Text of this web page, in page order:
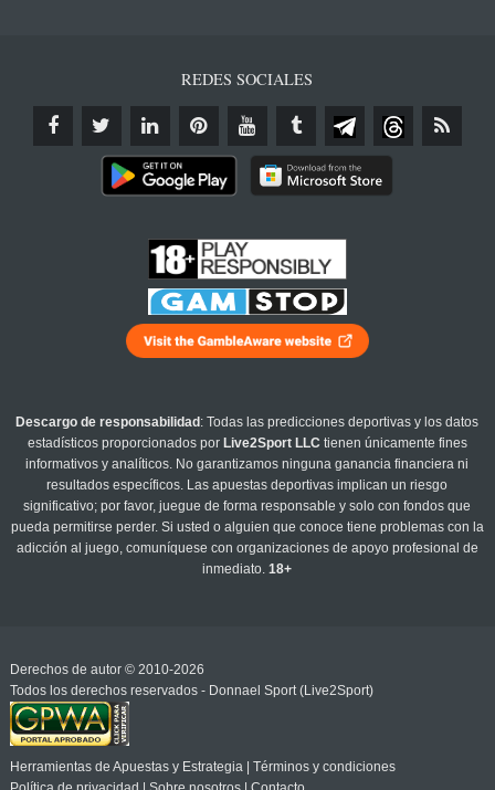
REDES SOCIALES
Descargo de responsabilidad : Todas las predicciones deportivas y los datos
estadísticos proporcionados por Live2Sport LLC tienen únicamente fines
informativos y analíticos. No garantizamos ninguna ganancia financiera ni
resultados específicos. Las apuestas deportivas implican un riesgo
significativo; por favor, juegue de forma responsable y solo con fondos que
pueda permitirse perder. Si usted o alguien que conoce tiene problemas con la
adicción al juego, comuníquese con organizaciones de apoyo profesional de
inmediato.18+
Derechos de autor © 2010-2026
Todos los derechos reservados - Donnael Sport (Live2Sport)
Herramientas de Apuestas y Estrategia| Términos y condiciones